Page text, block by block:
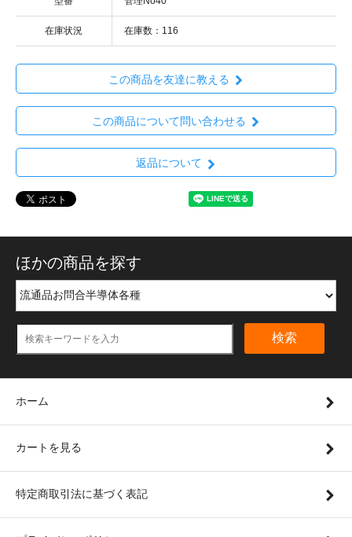
在庫状況 在庫数：116
この商品を友達に教える
この商品について問い合わせる
返品について
ほかの商品を探す
検索
ホーム
カートを見る
特定商取引法に基づく表記